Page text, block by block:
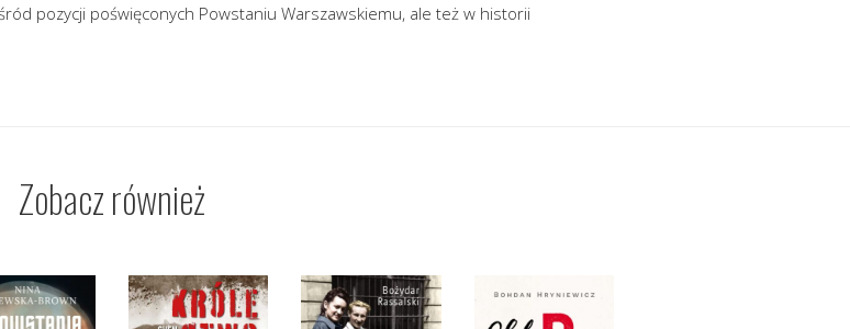
pozycji poświęconych Powstaniu Warszawskiemu, ale też w historii
Zobacz również